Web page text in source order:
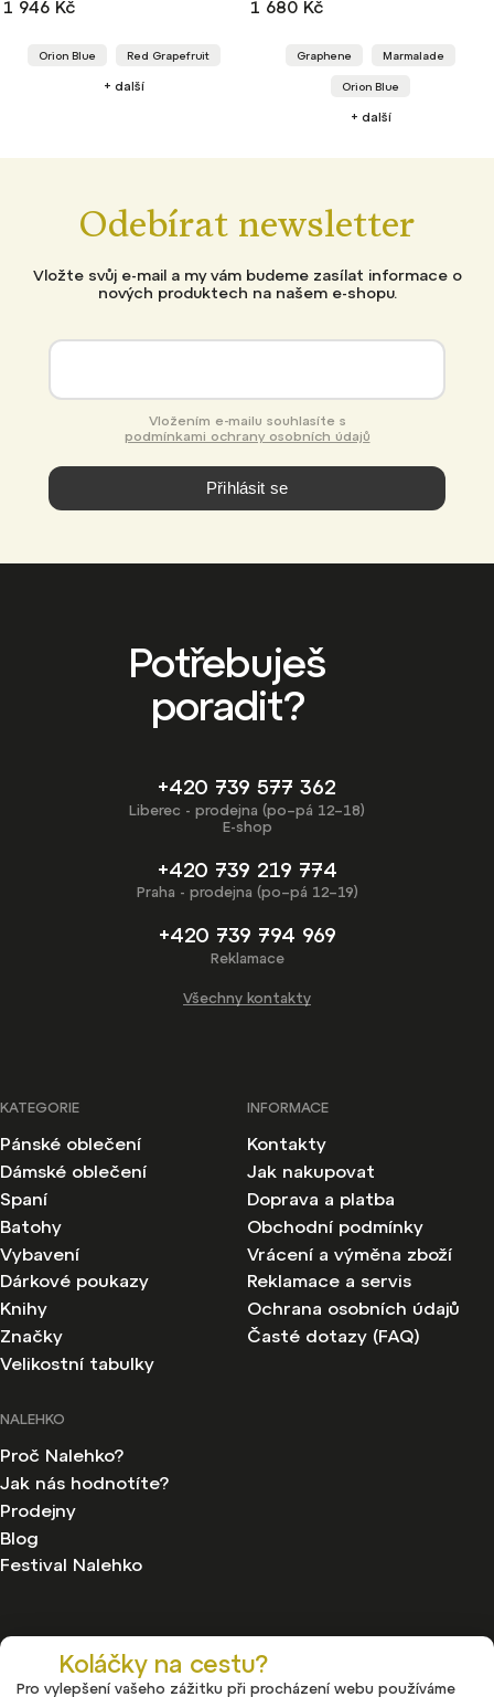
Koláčky na cestu?
Pro vylepšení vašeho zážitku při procházení webu používáme
1 946 Kč
Orion Blue Red Grapefruit
+ další
1 680 Kč
Graphene Marmalade
Orion Blue
+ další
Odebírat newsletter
Vložte svůj e-mail a my vám budeme zasílat informace o
nových produktech na našem e-shopu.
podmínkami ochrany osobních údajů
Přihlásit se
Potřebuješ
poradit?
+420 739 577 362
Liberec - prodejna (po–pá 12–18)
E-shop
+420 739 219 774
Praha - prodejna (po–pá 12–19)
+420 739 794 969
Reklamace
Všechny kontakty
KATEGORIE
Pánské oblečení
Dámské oblečení
Spaní
Batohy
Vybavení
Dárkové poukazy
Knihy
Značky
Velikostní tabulky
INFORMACE
Kontakty
Jak nakupovat
Doprava a platba
Obchodní podmínky
Vrácení a výměna zboží
Reklamace a servis
Ochrana osobních údajů
Časté dotazy (FAQ)
NALEHKO
Proč Nalehko?
Jak nás hodnotíte?
Prodejny
Blog
Festival Nalehko